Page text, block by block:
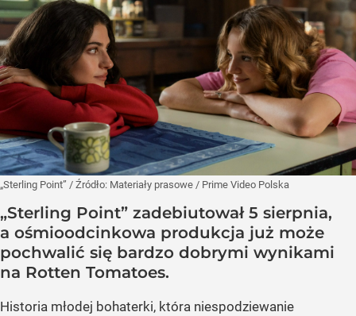
„Sterling Point” / Źródło: Materiały prasowe / Prime Video Polska
„Sterling Point” zadebiutował 5 sierpnia,
a ośmioodcinkowa produkcja już może
pochwalić się bardzo dobrymi wynikami
na Rotten Tomatoes.
Historia młodej bohaterki, która niespodziewanie